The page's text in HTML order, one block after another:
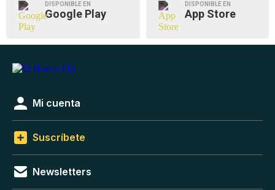
DISPONIBLE EN
Google Play
DISPONIBLE EN
App Store
Mi cuenta
Suscríbete
Newsletters